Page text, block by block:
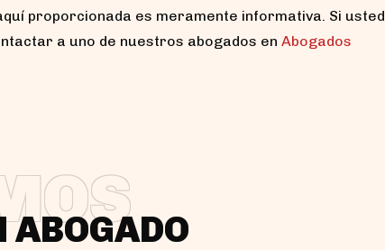
proporcionada es meramente informativa. Si usted
a uno de nuestros abogados en Abogados
ABOGADO